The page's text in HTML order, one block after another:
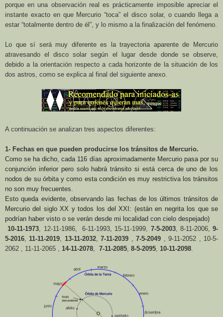
porque en una observación real es prácticamente imposible apreciar el
instante exacto en que Mercurio “toca” el disco solar, o cuando llega a
estar “totalmente dentro de él”, y lo mismo a la finalización del fenómeno.
Lo que sí será muy diferente es la trayectoria aparente de Mercurio
atravesando el disco solar según el lugar desde donde se observe,
debido a la orientación respecto a cada horizonte de la situación de los
dos astros, como se explica al final del siguiente anexo.
A continuación se analizan tres aspectos diferentes:
1- Fechas en que pueden producirse los tránsitos de Mercurio.
Como se ha dicho, cada 116 días aproximadamente Mercurio pasa por su
conjunción inferior pero solo habrá tránsito si está cerca de uno de los
nodos de su órbita y como esta condición es muy restrictiva los tránsitos
no son muy frecuentes.
Esto queda evidente, observando las fechas de los últimos tránsitos de
Mercurio del siglo XX y todos los del XXI: (están en negrita los que se
podrían haber visto o se verán desde mi localidad con cielo despejado)
10-11-1973 , 12-11-1986, 6-11-1993, 15-11-1999, 7-5-2003, 8-11-2006, 9-
5-2016
11-11-2019 13-11-2032,7-11-2039 ,7-5-2049 , 9-11-2052 , 10-5-
2062 , 11-11-2065 , 14-11-2078 7-11-2085 8-5-2095 10-11-2098